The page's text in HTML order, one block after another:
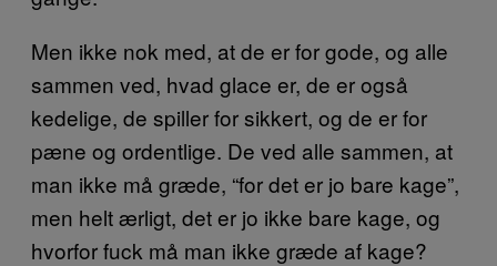
Men ikke nok med, at de er for gode, og alle
sammen ved, hvad glace er, de er også
kedelige, de spiller for sikkert, og de er for
pæne og ordentlige. De ved alle sammen, at
man ikke må græde, “for det er jo bare kage”,
men helt ærligt, det er jo ikke bare kage, og
hvorfor fuck må man ikke græde af kage?